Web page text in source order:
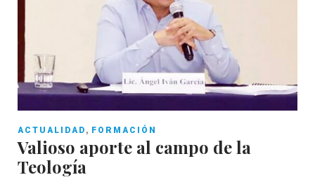
ACTUALIDAD , FORMACIÓN
Valioso aporte al campo de la
Teología